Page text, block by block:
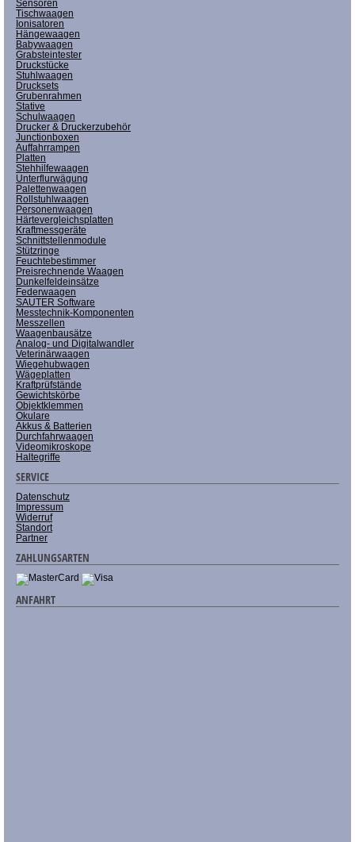
Sensoren
Tischwaagen
Ionisatoren
Hängewaagen
Babywaagen
Grabsteintester
Druckstücke
Stuhlwaagen
Drucksets
Grubenrahmen
Stative
Schulwaagen
Drucker & Druckerzubehör
Junctionboxen
Auffahrrampen
Platten
Stehhilfewaagen
Unterflurwägung
Palettenwaagen
Rollstuhlwaagen
Personenwaagen
Härtevergleichsplatten
Kraftmessgeräte
Schnittstellenmodule
Stützringe
Feuchtebestimmer
Preisrechnende Waagen
Dunkelfeldeinsätze
Federwaagen
SAUTER Software
Messtechnik-Komponenten
Messzellen
Waagenbausätze
Analog- und Digitalwandler
Veterinärwaagen
Wiegehubwagen
Wägeplatten
Kraftprüfstände
Gewichtskörbe
Objektklemmen
Okulare
Akkus & Batterien
Durchfahrwaagen
Videomikroskope
Haltegriffe
SERVICE
Datenschutz
Impressum
Widerruf
Standort
Partner
ZAHLUNGSARTEN
ANFAHRT